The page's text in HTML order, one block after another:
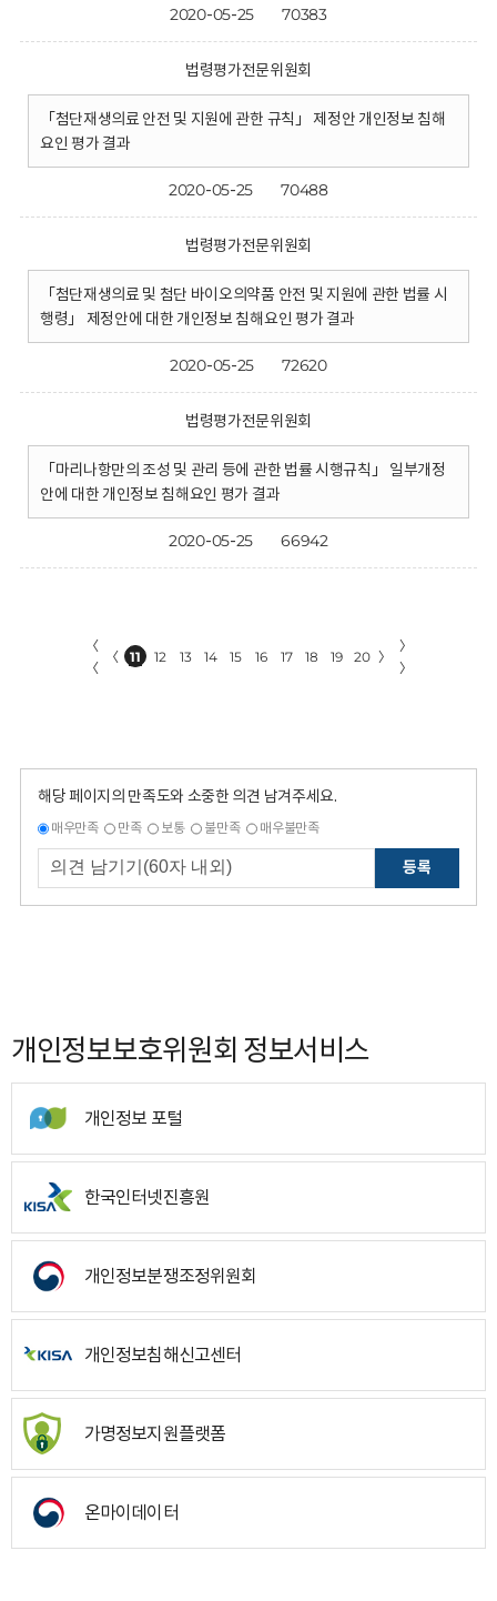
2020-05-25 70383
법령평가전문위원회
「첨단재생의료 안전 및 지원에 관한 규칙」 제정안 개인정보 침해
요인 평가 결과
2020-05-25 70488
법령평가전문위원회
「첨단재생의료 및 첨단 바이오의약품 안전 및 지원에 관한 법률 시
행령」 제정안에 대한 개인정보 침해요인 평가 결과
2020-05-25 72620
법령평가전문위원회
「마리나항만의 조성 및 관리 등에 관한 법률 시행규칙」 일부개정
안에 대한 개인정보 침해요인 평가 결과
2020-05-25 66942
〈
〈
〈 11 12 13 14 15 16 17 18 19 20 〉
〉
〉
해당 페이지의 만족도와 소중한 의견 남겨주세요.
매우만족 만족 보통 불만족 매우불만족
등록
개인정보보호위원회 정보서비스
개인정보 포털
한국인터넷진흥원
개인정보분쟁조정위원회
개인정보침해신고센터
가명정보지원플랫폼
온마이데이터